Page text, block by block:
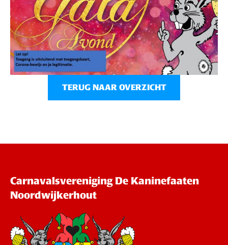
TERUG NAAR OVERZICHT
Carnavalsvereniging De Kaninefaaten
Noordwijkerhout